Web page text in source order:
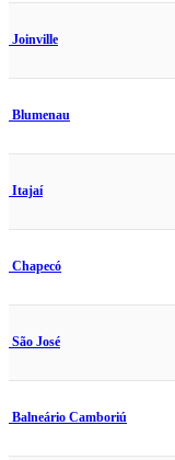
Joinville
Blumenau
Itajaí
Chapecó
São José
Balneário Camboriú